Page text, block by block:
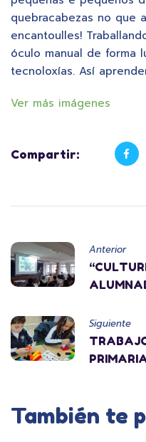
quebracabezas no que
encantoulles!
óculo manual de forma
tecnoloxías. Así
Ver más imágenes
Compartir:
Anterior
Siguiente
También te